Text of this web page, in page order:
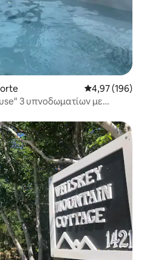
Μέση
4,97 (196)
3 υπνοδωματίων με